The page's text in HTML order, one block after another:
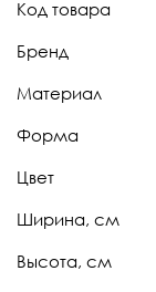
Код товара
Бренд
Материал
Форма
Цвет
Ширина, см
Высота, см